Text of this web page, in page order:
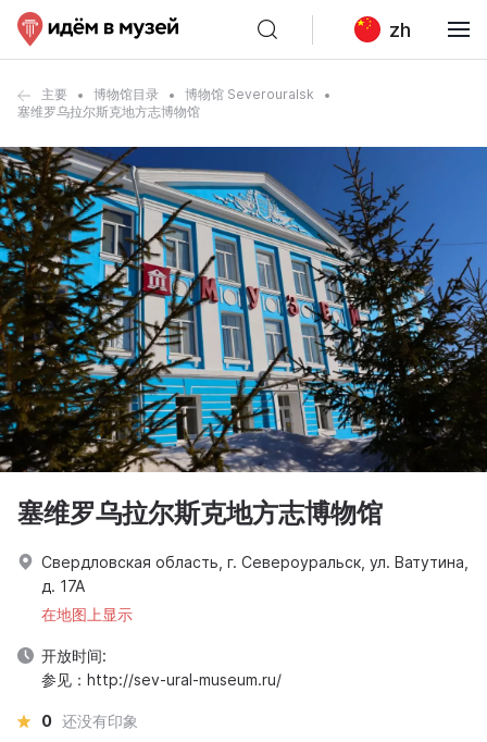
zh
主要 博物馆目录
博物馆 Severouralsk
塞维罗乌拉尔斯克地方志博物馆
塞维罗乌拉尔斯克地方志博物馆
Свердловская область, г. Североуральск, ул. Ватутина,
д. 17А
在地图上显示
开放时间:
参见：http://sev-ural-museum.ru/
0 还没有印象